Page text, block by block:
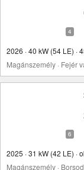
2026 · 40 kW (54 LE) ·
Magánszemély · Fejér
2025 · 31 kW (42 LE) ·
Magánszemély ·